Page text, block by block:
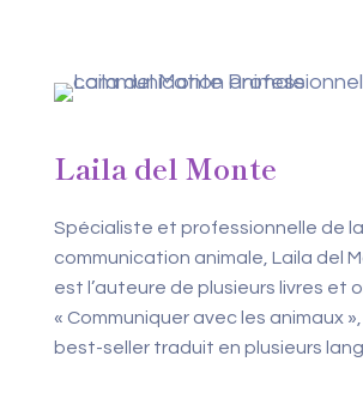
Laila del Monte
Spécialiste et professionnelle de la
communication animale, Laila del
est l’auteure de plusieurs livres et
« Communiquer avec les animaux
best-seller traduit en plusieurs